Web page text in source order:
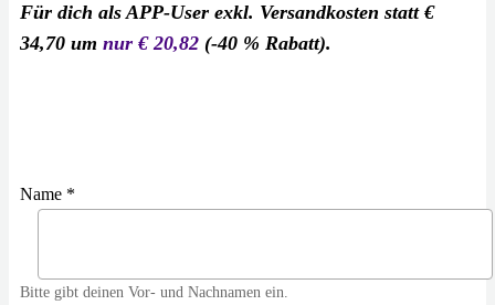
Für dich als APP-User exkl. Versandkosten statt €
34,70 um nur € 20,82 (-40 % Rabatt).
Name *
Bitte gibt deinen Vor- und Nachnamen ein.